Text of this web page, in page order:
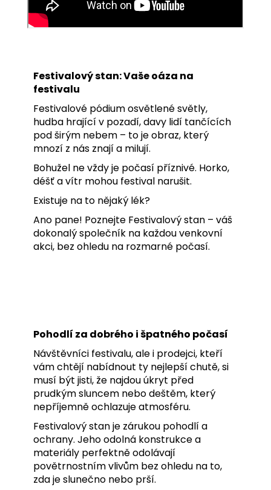
Festivalový stan: Vaše oáza na
festivalu
Festivalové pódium osvětlené světly,
hudba hrající v pozadí, davy lidí tančících
pod širým nebem – to je obraz, který
mnozí z nás znají a milují.
Bohužel ne vždy je počasí příznivé. Horko,
déšť a vítr mohou festival narušit.
Existuje na to nějaký lék?
Ano pane! Poznejte Festivalový stan – váš
dokonalý společník na každou venkovní
akci, bez ohledu na rozmarné počasí.
Pohodlí za dobrého i špatného počasí
Návštěvníci festivalu, ale i prodejci, kteří
vám chtějí nabídnout ty nejlepší chutě, si
musí být jisti, že najdou úkryt před
prudkým sluncem nebo deštěm, který
nepříjemně ochlazuje atmosféru.
Festivalový stan je zárukou pohodlí a
ochrany. Jeho odolná konstrukce a
materiály perfektně odolávají
povětrnostním vlivům bez ohledu na to,
zda je slunečno nebo prší.